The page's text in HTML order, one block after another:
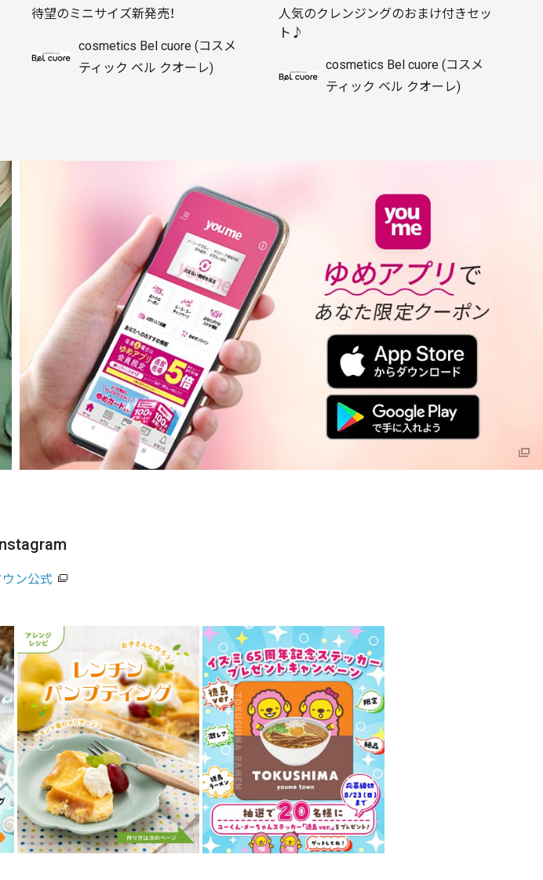
待望のミニサイズ新発売！
cosmetics Bel cuore (コスメ
ティック ベル クオーレ)
人気のクレンジングのおまけ付きセッ
ト♪
cosmetics Bel cuore (コスメ
ティック ベル クオーレ)
Instagram
ン公式